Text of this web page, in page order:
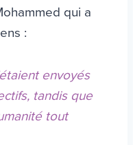
qui a
:
envoyés
tandis que
tout